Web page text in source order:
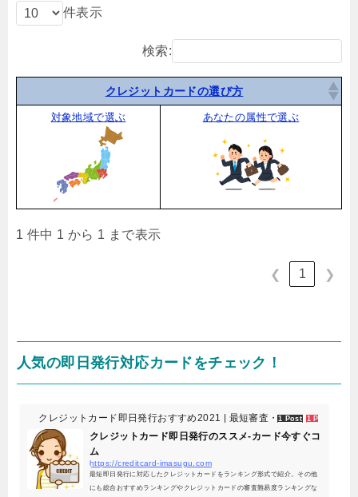
件表示
検索:
クレジットカードの選び方
対象地域で選ぶ あなたの属性で選ぶ
1 件中 1 から 1 まで表示
❮ 1 ❯
人気の即日発行対応カードをチェック！
クレジットカード即日発行おすすめ2021 | 最短審査・評判解説-カード
1 Post 1 Pocket
クレジットカード即日発行のススメ-カード今すぐコ
ム
https://creditcard-imasugu.com
最短即日発行に対応したクレジットカードをランキング形式で紹介。その他
にも総合おすすめランキングやクレジットカードの審査難易度ランキングな